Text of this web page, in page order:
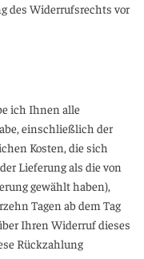
des Widerrufsrechts vor
ich Ihnen alle
einschließlich der
Kosten, die sich
Lieferung als die von
gewählt haben),
Tagen ab dem Tag
Ihren Widerruf dieses
Rückzahlung